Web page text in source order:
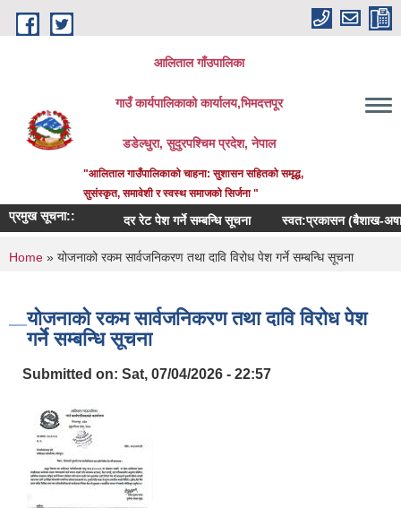
Skip to main content
आलिताल गाँउपालिका
गाउँ कार्यपालिकाको कार्यालय,भिमदत्तपूर
डडेल्धुरा, सुदुरपश्चिम प्रदेश, नेपाल
"आलिताल गाउँपालिकाको चाहना: सुशासन सहितको समृद्ध,
सुसंस्कृत, समावेशी र स्वस्थ समाजको सिर्जना "
प्रमुख सूचना:: दर रेट पेश गर्ने सम्बन्धि सूचना स्वत:प्रकासन (बैशाख-अषाढ)
You are here
Home » योजनाको रकम सार्वजनिकरण तथा दावि विरोध पेश गर्ने सम्बन्धि सूचना
योजनाको रकम सार्वजनिकरण तथा दावि विरोध पेश
गर्ने सम्बन्धि सूचना
Submitted on: Sat, 07/04/2026 - 22:57